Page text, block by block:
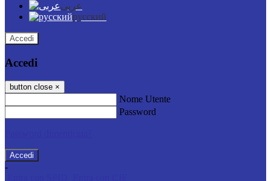
عربى
русский
Accedi
Accedi
button close ×
Nome Utente
Password
-